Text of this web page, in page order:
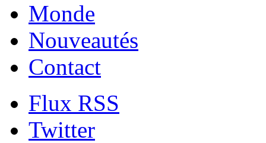
Monde
Nouveautés
Contact
Flux RSS
Twitter